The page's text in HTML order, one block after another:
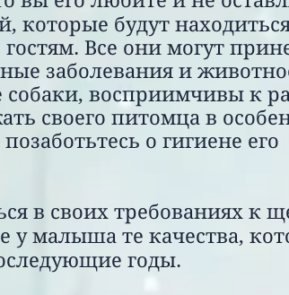
которые будут
гостям. Все они могут
заболевания и
восприимчивы к
своего питомца в
о гигиене его
в своих требованиях к
у малыша те качества,
годы.